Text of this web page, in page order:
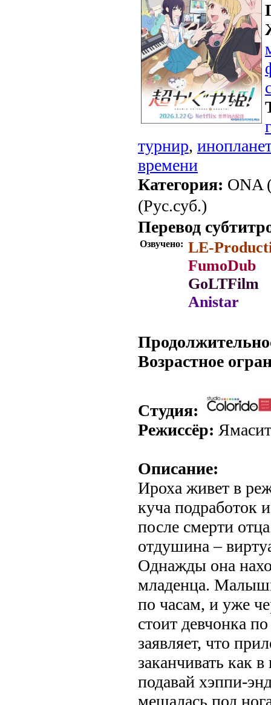
турнир,
времени
Категория: ONA
(Рус.суб.)
Перевод
Озвучено: LE-
FumoDub
GoLTFilm
Anistar
Возрастное
Студия:
Режиссёр:
Описание:
Ироха живет в
куча подработок
после смерти
отдушина –
Однажды она
младенца.
по часам, и уже
стоит девчонка
заявляет, что
заканчивать как
подавай хэппи-